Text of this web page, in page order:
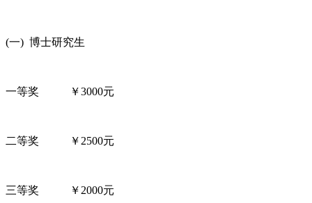
(一) 博士研究生
一等奖 ￥3000元
二等奖 ￥2500元
三等奖 ￥2000元